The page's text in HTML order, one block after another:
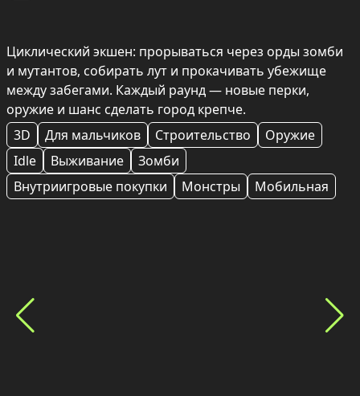
Циклический экшен: прорываться через орды зомби
и мутантов, собирать лут и прокачивать убежище
между забегами. Каждый раунд — новые перки,
оружие и шанс сделать город крепче.
3D
Для мальчиков Строительство
Оружие
Idle
Выживание
Зомби
Внутриигровые покупки
Монстры Мобильная